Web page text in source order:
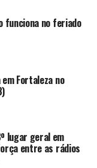
funciona no feriado
Fortaleza no
lugar geral em
entre as rádios